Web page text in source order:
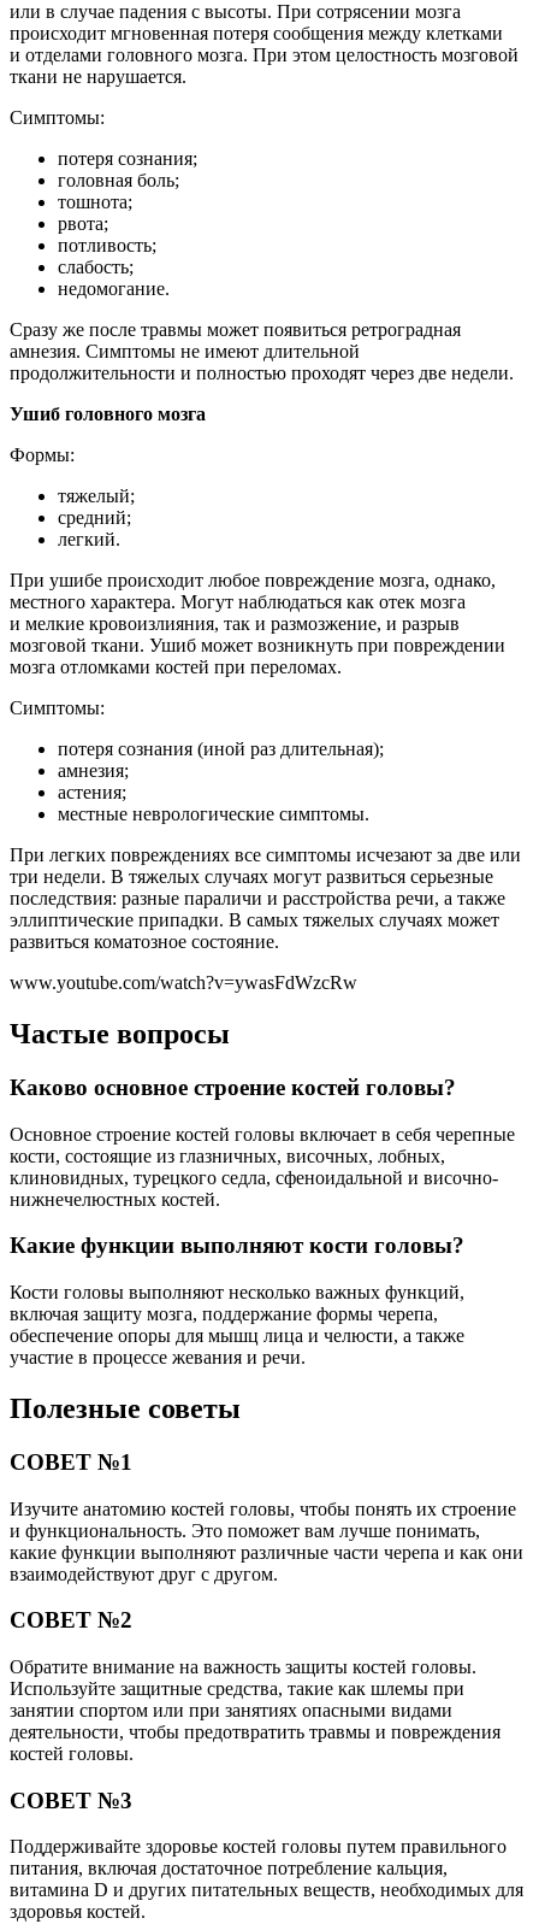
или в случае падения с высоты. При сотрясении мозга
происходит мгновенная потеря сообщения между клетками
и отделами головного мозга. При этом целостность мозговой
ткани не нарушается.
Симптомы:
потеря сознания;
головная боль;
тошнота;
рвота;
потливость;
слабость;
недомогание.
Сразу же после травмы может появиться ретроградная
амнезия. Симптомы не имеют длительной
продолжительности и полностью проходят через две недели.
Ушиб головного мозга
Формы:
тяжелый;
средний;
легкий.
При ушибе происходит любое повреждение мозга, однако,
местного характера. Могут наблюдаться как отек мозга
и мелкие кровоизлияния, так и размозжение, и разрыв
мозговой ткани. Ушиб может возникнуть при повреждении
мозга отломками костей при переломах.
Симптомы:
потеря сознания (иной раз длительная);
амнезия;
астения;
местные неврологические симптомы.
При легких повреждениях все симптомы исчезают за две или
три недели. В тяжелых случаях могут развиться серьезные
последствия: разные параличи и расстройства речи, а также
эллиптические припадки. В самых тяжелых случаях может
развиться коматозное состояние.
www.youtube.com/watch?v=ywasFdWzcRw
Частые вопросы
Каково основное строение костей головы?
Основное строение костей головы включает в себя черепные
кости, состоящие из глазничных, височных, лобных,
клиновидных, турецкого седла, сфеноидальной и височно-
нижнечелюстных костей.
Какие функции выполняют кости головы?
Кости головы выполняют несколько важных функций,
включая защиту мозга, поддержание формы черепа,
обеспечение опоры для мышц лица и челюсти, а также
участие в процессе жевания и речи.
Полезные советы
СОВЕТ №1
Изучите анатомию костей головы, чтобы понять их строение
и функциональность. Это поможет вам лучше понимать,
какие функции выполняют различные части черепа и как они
взаимодействуют друг с другом.
СОВЕТ №2
Обратите внимание на важность защиты костей головы.
Используйте защитные средства, такие как шлемы при
занятии спортом или при занятиях опасными видами
деятельности, чтобы предотвратить травмы и повреждения
костей головы.
СОВЕТ №3
Поддерживайте здоровье костей головы путем правильного
питания, включая достаточное потребление кальция,
витамина D и других питательных веществ, необходимых для
здоровья костей.